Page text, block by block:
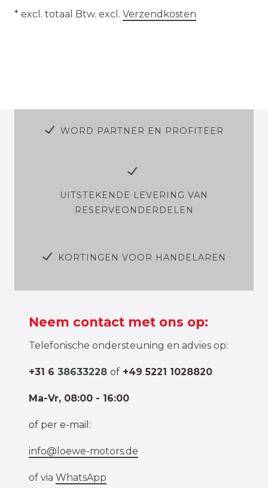
* excl. totaal Btw. excl. Verzendkosten
WORD PARTNER EN PROFITEER
UITSTEKENDE LEVERING VAN
RESERVEONDERDELEN
KORTINGEN VOOR HANDELAREN
Neem contact met ons op:
Telefonische ondersteuning en advies op:
+31 6 38633228 of +49 5221 1028820
Ma-Vr, 08:00 - 16:00
of per e-mail:
info@loewe-motors.de
of via WhatsApp